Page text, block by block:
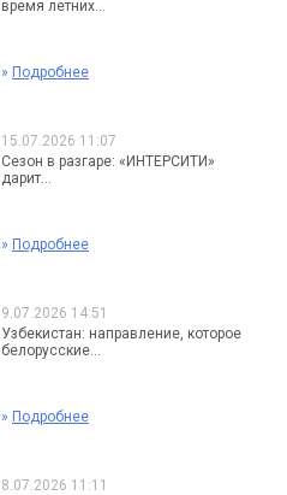
время летних...
» Подробнее
15.07.2026 11:07
Сезон в разгаре: «ИНТЕРСИТИ»
дарит...
» Подробнее
9.07.2026 14:51
Узбекистан: направление, которое
белорусские...
» Подробнее
8.07.2026 11:11